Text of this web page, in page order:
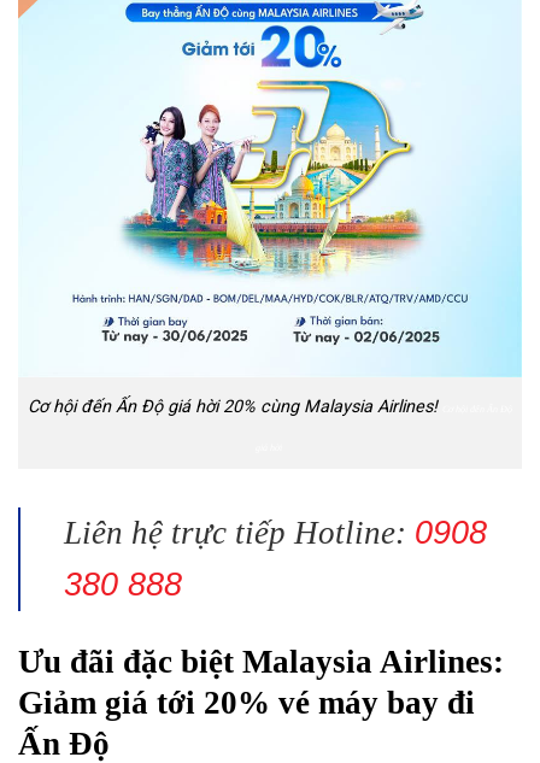
Cơ hội đến Ấn Độ giá hời 20% cùng Malaysia Airlines!
Liên hệ trực tiếp Hotline: 0908
380 888
Ưu đãi đặc biệt Malaysia Airlines:
Giảm giá tới 20% vé máy bay đi
Ấn Độ